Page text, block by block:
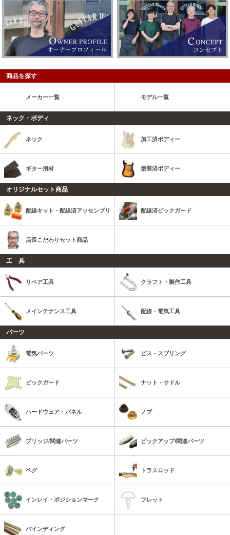
商品を探す
メーカー一覧 モデル一覧
ネック・ボディ
ネック 加工済ボディー
ギター用材 塗装済ボディー
オリジナルセット商品
配線キット・配線済アッセンブリ 配線済ピックガード
店長こだわりセット商品
工 具
リペア工具 クラフト・製作工具
メインテナンス工具 配線・電気工具
パーツ
電気パーツ ビス・スプリング
ピックガード ナット・サドル
ハードウェア・パネル ノブ
ブリッジ/関連パーツ ピックアップ/関連パーツ
ペグ トラスロッド
インレイ・ポジションマーク フレット
バインディング